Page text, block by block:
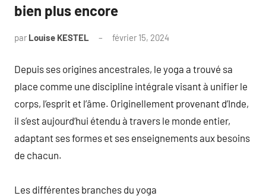
bien plus encore
par Louise KESTEL février 15, 2024
Depuis ses origines ancestrales, le yoga a trouvé sa
place comme une discipline intégrale visant à unifier le
corps, l’esprit et l’âme. Originellement provenant d’Inde,
il s’est aujourd’hui étendu à travers le monde entier,
adaptant ses formes et ses enseignements aux besoins
de chacun.
Les différentes branches du yoga